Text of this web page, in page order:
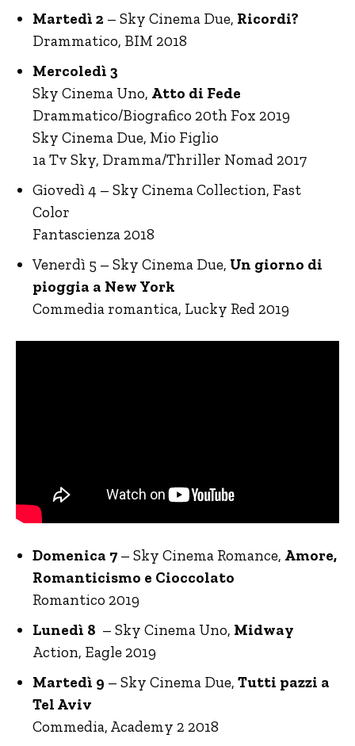
Martedì 2 – Sky Cinema Due, Ricordi?
Drammatico, BIM 2018
Mercoledì 3
Sky Cinema Uno, Atto di Fede
Drammatico/Biografico 20th Fox 2019
Sky Cinema Due, Mio Figlio
1a Tv Sky, Dramma/Thriller Nomad 2017
Giovedì 4 – Sky Cinema Collection, Fast
Color
Fantascienza 2018
Venerdì 5 – Sky Cinema Due, Un giorno di
pioggia a New York
Commedia romantica, Lucky Red 2019
Domenica 7 – Sky Cinema Romance, Amore,
Romanticismo e Cioccolato
Romantico 2019
Lunedì 8 – Sky Cinema Uno, Midway
Action, Eagle 2019
Martedì 9 – Sky Cinema Due, Tutti pazzi a
Tel Aviv
Commedia, Academy 2 2018